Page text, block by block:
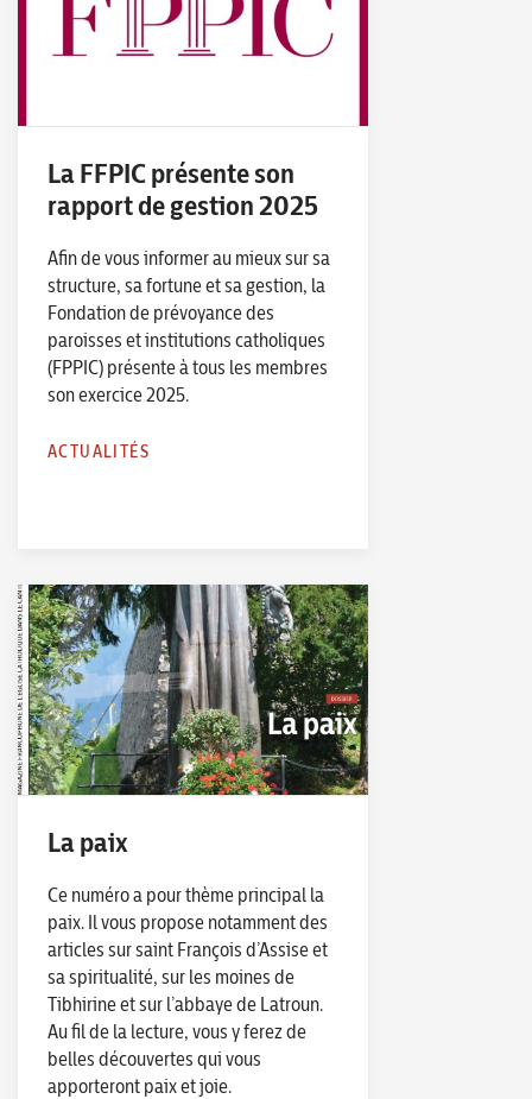
La FFPIC présente son
rapport de gestion 2025
Afin de vous informer au mieux sur sa
structure, sa fortune et sa gestion, la
Fondation de prévoyance des
paroisses et institutions catholiques
(FPPIC) présente à tous les membres
son exercice 2025.
ACTUALITÉS
La paix
Ce numéro a pour thème principal la
paix. Il vous propose notamment des
articles sur saint François d’Assise et
sa spiritualité, sur les moines de
Tibhirine et sur l’abbaye de Latroun.
Au fil de la lecture, vous y ferez de
belles découvertes qui vous
apporteront paix et joie.